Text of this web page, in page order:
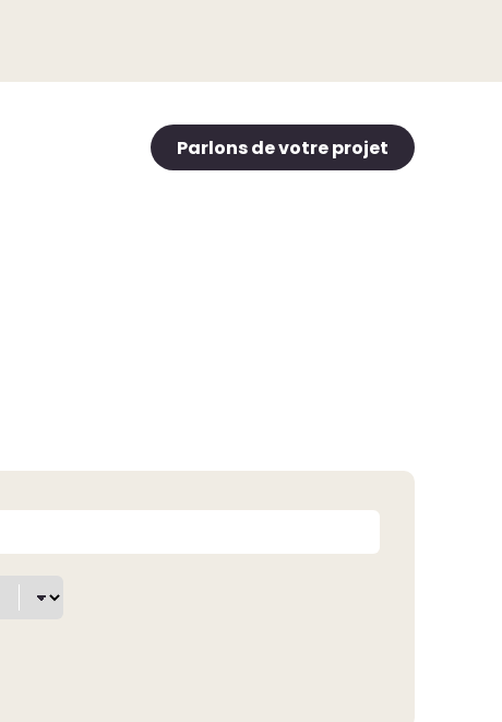
Parlons de votre projet